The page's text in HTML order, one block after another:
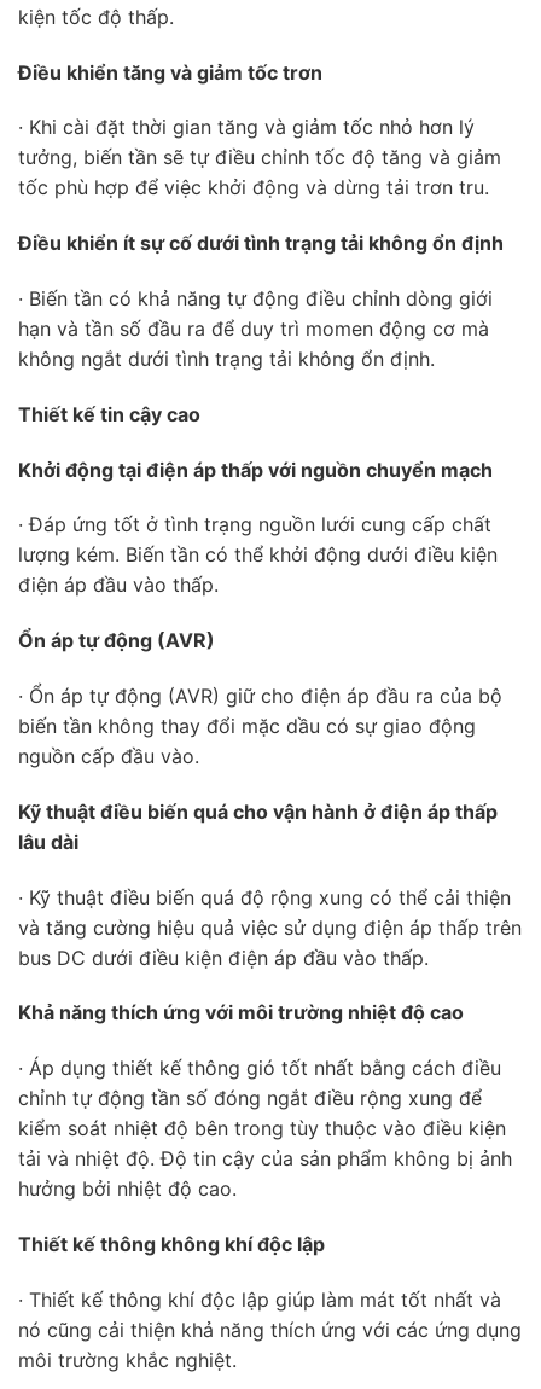
kiện tốc độ thấp.
Điều khiển tăng và giảm tốc trơn
· Khi cài đặt thời gian tăng và giảm tốc nhỏ hơn lý
tưởng, biến tần sẽ tự điều chỉnh tốc độ tăng và giảm
tốc phù hợp để việc khởi động và dừng tải trơn tru.
Điều khiển ít sự cố dưới tình trạng tải không ổn định
· Biến tần có khả năng tự động điều chỉnh dòng giới
hạn và tần số đầu ra để duy trì momen động cơ mà
không ngắt dưới tình trạng tải không ổn định.
Thiết kế tin cậy cao
Khởi động tại điện áp thấp với nguồn chuyển mạch
· Đáp ứng tốt ở tình trạng nguồn lưới cung cấp chất
lượng kém. Biến tần có thể khởi động dưới điều kiện
điện áp đầu vào thấp.
Ổn áp tự động (AVR)
· Ổn áp tự động (AVR) giữ cho điện áp đầu ra của bộ
biến tần không thay đổi mặc dầu có sự giao động
nguồn cấp đầu vào.
Kỹ thuật điều biến quá cho vận hành ở điện áp thấp
lâu dài
· Kỹ thuật điều biến quá độ rộng xung có thể cải thiện
và tăng cường hiệu quả việc sử dụng điện áp thấp trên
bus DC dưới điều kiện điện áp đầu vào thấp.
Khả năng thích ứng với môi trường nhiệt độ cao
· Áp dụng thiết kế thông gió tốt nhất bằng cách điều
chỉnh tự động tần số đóng ngắt điều rộng xung để
kiểm soát nhiệt độ bên trong tùy thuộc vào điều kiện
tải và nhiệt độ. Độ tin cậy của sản phẩm không bị ảnh
hưởng bởi nhiệt độ cao.
Thiết kế thông không khí độc lập
· Thiết kế thông khí độc lập giúp làm mát tốt nhất và
nó cũng cải thiện khả năng thích ứng với các ứng dụng
môi trường khắc nghiệt.